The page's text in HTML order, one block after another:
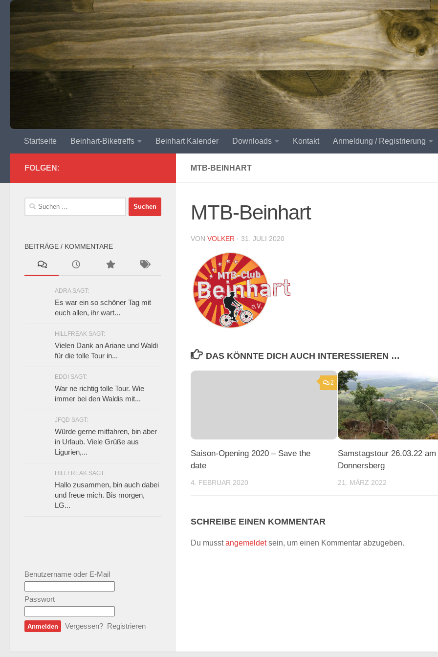
Zum Inhalt springen
Startseite Beinhart-Biketreffs Beinhart Kalender Downloads Kontakt Anmeldung / Registrierung
MTB-BEINHART
MTB-Beinhart
VON VOLKER · 31. JULI 2020
DAS KÖNNTE DICH AUCH INTERESSIEREN …
2
Saison-Opening 2020 – Save the
date
4. FEBRUAR 2020
Samstagstour 26.03.22 am
Donnersberg
21. MÄRZ 2022
SCHREIBE EINEN KOMMENTAR
Du musstangemeldetsein, um einen Kommentar abzugeben.
FOLGEN:
Suchen
nach:
BEITRÄGE / KOMMENTARE
ADRA SAGT:
Es war ein so schöner Tag mit
euch allen, ihr wart...
HILLFREAK SAGT:
Vielen Dank an Ariane und Waldi
für die tolle Tour in...
EDDI SAGT:
War ne richtig tolle Tour. Wie
immer bei den Waldis mit...
JFQD SAGT:
Würde gerne mitfahren, bin aber
in Urlaub. Viele Grüße aus
Ligurien,...
HILLFREAK SAGT:
Hallo zusammen, bin auch dabei
und freue mich. Bis morgen,
LG...
Benutzername oder E-Mail
Passwort
Vergessen? Registrieren